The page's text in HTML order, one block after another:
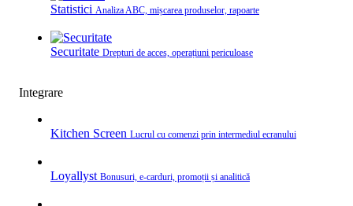
Statistici Analiza ABC, mișcarea produselor, rapoarte
Securitate Drepturi de acces, operațiuni periculoase
Integrare
Kitchen Screen Lucrul cu comenzi prin intermediul ecranului
Loyallyst Bonusuri, e‑carduri, promoții și analitică